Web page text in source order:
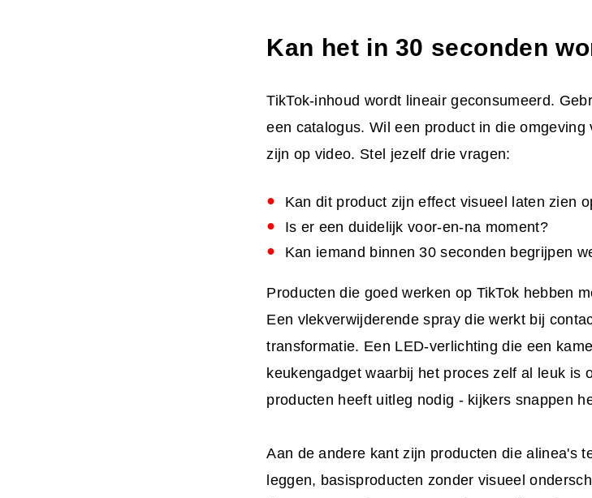
Kan het in 30 seconden
TikTok-inhoud wordt lineair geconsumeerd.
een catalogus. Wil een product in die
zijn op video. Stel jezelf drie vragen:
Kan dit product zijn effect visueel laten zien
Is er een duidelijk voor-en-na moment?
Kan iemand binnen 30 seconden begrijpen
Producten die goed werken op TikTok hebben
Een vlekverwijderende spray die werkt bij
transformatie. Een LED-verlichting die een
keukengadget waarbij het proces zelf al leuk is
producten heeft uitleg nodig - kijkers snappen
Aan de andere kant zijn producten die alinea's
leggen, basisproducten zonder visueel